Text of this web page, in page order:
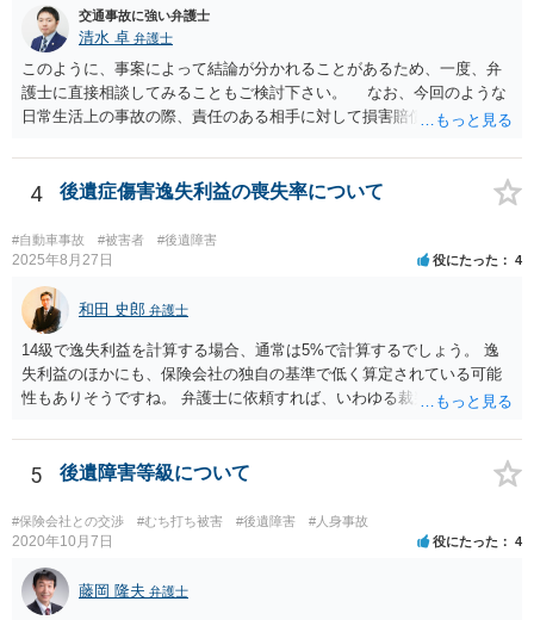
交通事故に強い弁護士
清水 卓 弁護士
このように、事案によって結論が分かれることがあるため、一度、弁
護士に直接相談してみることもご検討下さい。 なお、今回のような
日常生活上の事故の際、責任のある相手に対して損害賠償請求する際
す（ご自宅の火災保険や自動車の任意保険等を確認してみて下さい。
加入したつもりがなくても、確認してみたら付いていたということが
4 後遺症傷害逸失利益の喪失率について
#自動車事故 #被害者 #後遺障害
2025年8月27日 役にたった 4
和田 史郎 弁護士
14級で逸失利益を計算する場合、通常は5%で計算するでしょう。 逸
失利益のほかにも、保険会社の独自の基準で低く算定されている可能
性もありそうですね。 弁護士に依頼すれば、いわゆる裁判基準程度の
5 後遺障害等級について
#保険会社との交渉 #むち打ち被害 #後遺障害 #人身事故
2020年10月7日 役にたった 4
藤岡 隆夫 弁護士